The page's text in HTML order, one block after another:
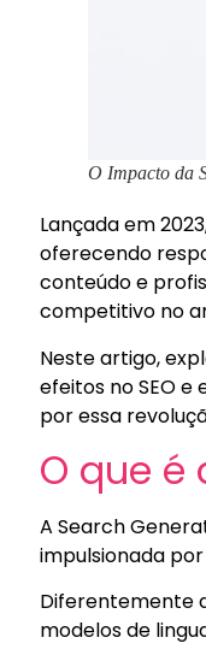
O Impacto da
Lançada em
oferecendo
conteúdo e
competitivo no
Neste artigo,
efeitos no SEO
por essa
O que é
A Search
impulsionada
Diferentemente
modelos de